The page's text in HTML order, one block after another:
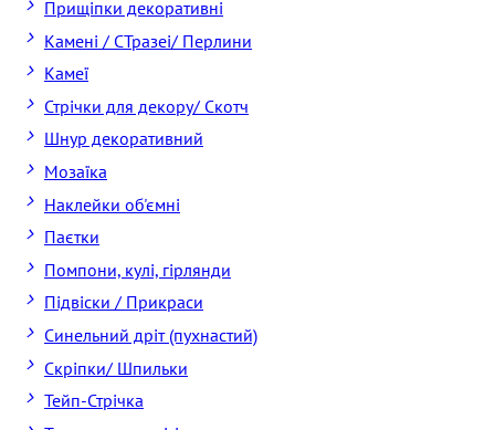
Прищіпки декоративні
Камені / CТразеі/ Перлини
Камеї
Стрічки для декору/ Скотч
Шнур декоративний
Мозаїка
Наклейки об'ємні
Паєтки
Помпони, кулі, гірлянди
Підвіски / Прикраси
Синельний дріт (пухнастий)
Скріпки/ Шпильки
Тейп-Стрічка